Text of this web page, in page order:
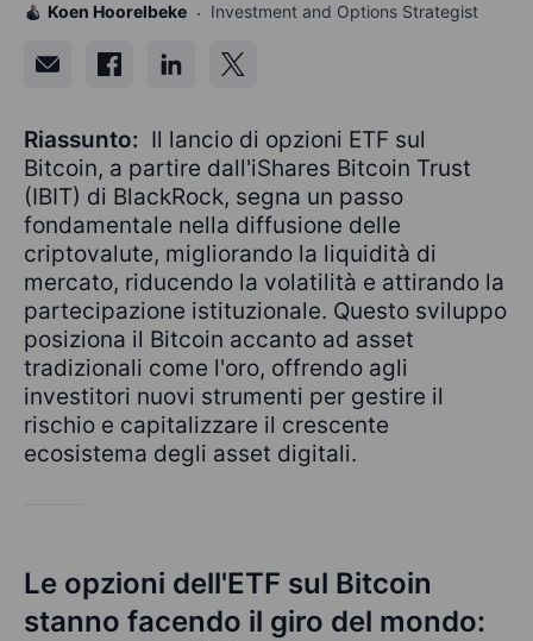
Koen Hoorelbeke
Investment and Options Strategist
Riassunto: Il lancio di opzioni ETF sul
Bitcoin, a partire dall'iShares Bitcoin Trust
(IBIT) di BlackRock, segna un passo
fondamentale nella diffusione delle
criptovalute, migliorando la liquidità di
mercato, riducendo la volatilità e attirando la
partecipazione istituzionale. Questo sviluppo
posiziona il Bitcoin accanto ad asset
tradizionali come l'oro, offrendo agli
investitori nuovi strumenti per gestire il
rischio e capitalizzare il crescente
ecosistema degli asset digitali.
Le opzioni dell'ETF sul Bitcoin
stanno facendo il giro del mondo: